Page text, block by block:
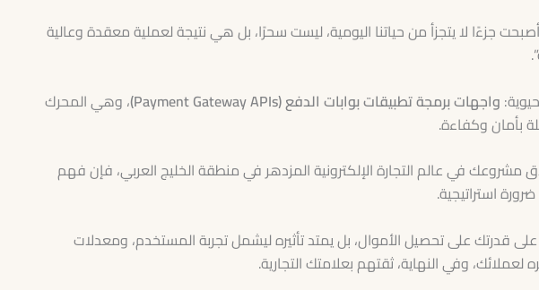
جزءًا لا يتجزأ من حياتنا اليومية، ليست سحرًا، بل هي نتيجة لعملية معقدة وعالية
واجهات برمجة تطبيقات بوابات الدفع (Payment Gateway APIs)
، وهي المحرك
بأمان وكفاءة.
في عالم التجارة الإلكترونية المزدهر في منطقة الخليج العربي، فإن فهم
استراتيجية.
على قدرتك على تحصيل الأموال، بل يمتد تأثيره ليشمل تجربة المستخدم، ومعدلات
وفي النهاية، ثقتهم بعلامتك التجارية.